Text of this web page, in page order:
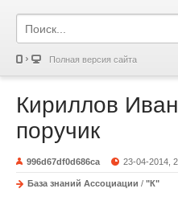
Полная версия сайта
Кириллов
поручик
996d67df0d686ca 23-04-2014,
База знаний Ассоциации / "К"